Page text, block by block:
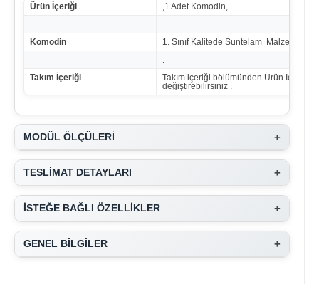
Ürün İçeriği ,1 Adet Komodin,
Komodin
1. Sınıf Kalitede Suntelam
.
Takım İçeriği
Takım içeriği bölümünden Ürün İçeriğini
değiştirebilirsiniz .
MODÜL ÖLÇÜLERİ +
TESLİMAT DETAYLARI +
İSTEĞE BAĞLI ÖZELLİKLER +
GENEL BİLGİLER +